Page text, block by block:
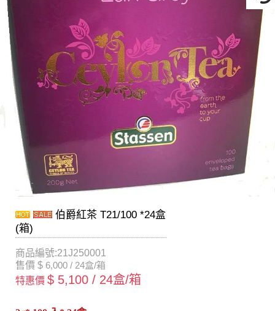
伯爵紅茶 T21/100 *24盒
(箱)
商品編號:21J250001
售價 $ 6,000 / 24盒/箱
特惠價 $ 5,100 / 24盒/箱